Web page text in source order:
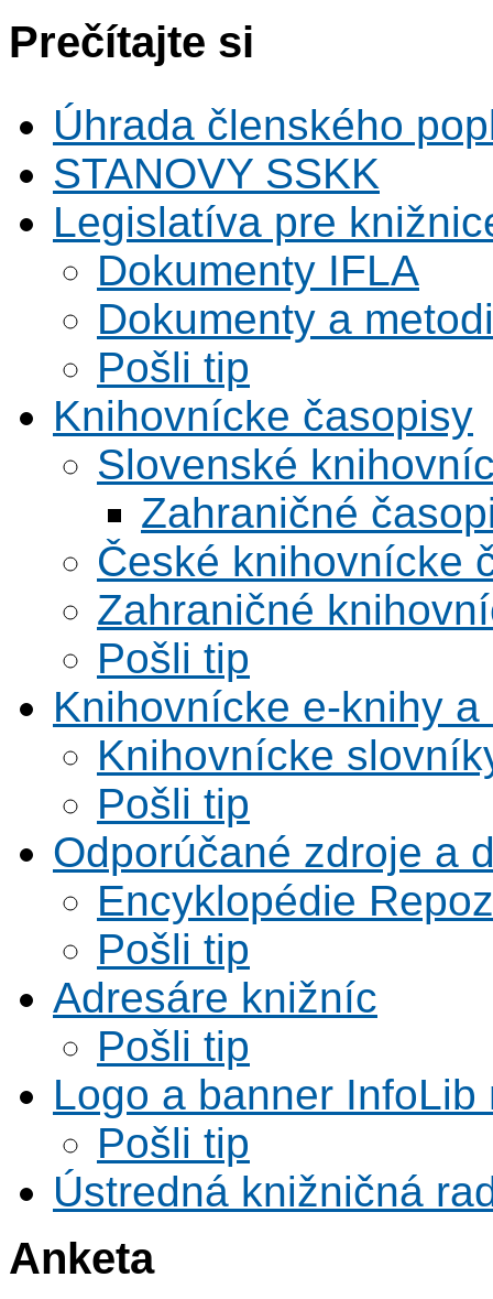
Prečítajte si
Úhrada členského
STANOVY SSKK
Legislatíva pre
Dokumenty IFLA
Dokumenty a
Pošli tip
Knihovnícke časopisy
Slovenské
Zahraničné
České knihovnícke
Zahraničné
Pošli tip
Knihovnícke e-knihy
Knihovnícke
Pošli tip
Odporúčané zdroje a
Encyklopédie
Pošli tip
Adresáre knižníc
Pošli tip
Logo a banner InfoLib
Pošli tip
Ústredná knižničná
Anketa